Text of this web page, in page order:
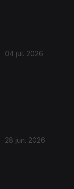
04 jul. 2026
28 jun. 2026